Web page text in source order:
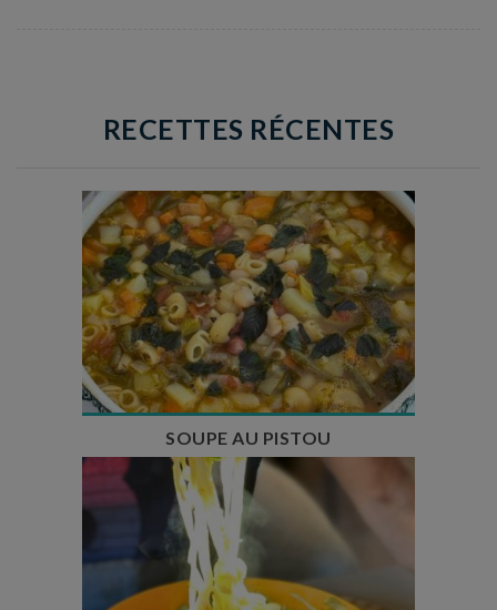
RECETTES RÉCENTES
Temps de préparation : 35 min
Temps de cuisson : 1h15
Nombre de couverts : 8
SOUPE AU PISTOU
Temps de préparation : 40 min
Temps de cuisson : 25 min